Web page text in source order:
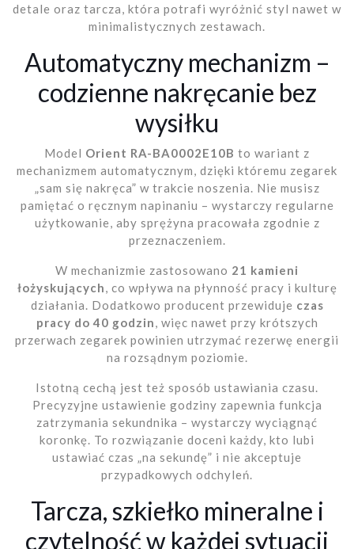
detale oraz tarcza, która potrafi wyróżnić styl nawet w
minimalistycznych zestawach.
Automatyczny mechanizm –
codzienne nakręcanie bez
wysiłku
Model Orient RA-BA0002E10B to wariant z
mechanizmem automatycznym, dzięki któremu zegarek
„sam się nakręca” w trakcie noszenia. Nie musisz
pamiętać o ręcznym napinaniu – wystarczy regularne
użytkowanie, aby sprężyna pracowała zgodnie z
przeznaczeniem.
W mechanizmie zastosowano 21 kamieni
łożyskujących, co wpływa na płynność pracy i kulturę
działania. Dodatkowo producent przewiduje czas
pracy do 40 godzin, więc nawet przy krótszych
przerwach zegarek powinien utrzymać rezerwę energii
na rozsądnym poziomie.
Istotną cechą jest też sposób ustawiania czasu.
Precyzyjne ustawienie godziny zapewnia funkcja
zatrzymania sekundnika – wystarczy wyciągnąć
koronkę. To rozwiązanie doceni każdy, kto lubi
ustawiać czas „na sekundę” i nie akceptuje
przypadkowych odchyleń.
Tarcza, szkiełko mineralne i
czytelność w każdej sytuacji